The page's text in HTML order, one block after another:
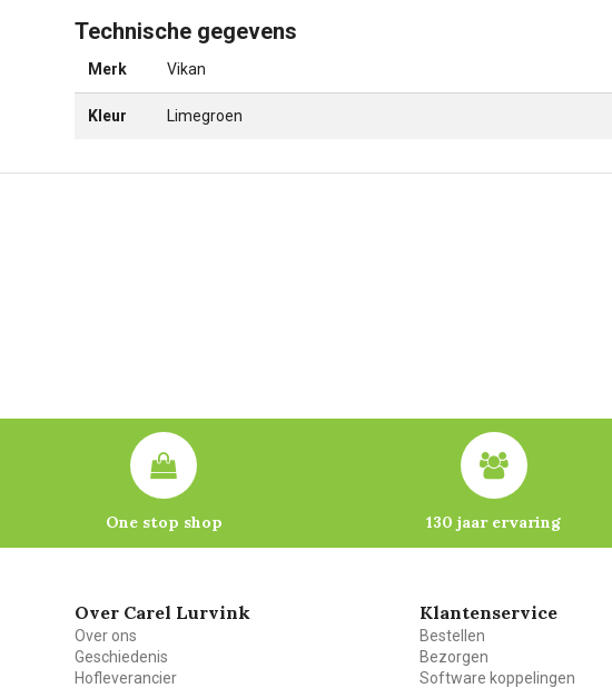
Technische gegevens
Merk Vikan
Kleur Limegroen
One stop shop 130 jaar ervaring
Over Carel Lurvink
Over ons
Geschiedenis
Hofleverancier
Klantenservice
Bestellen
Bezorgen
Software koppelingen